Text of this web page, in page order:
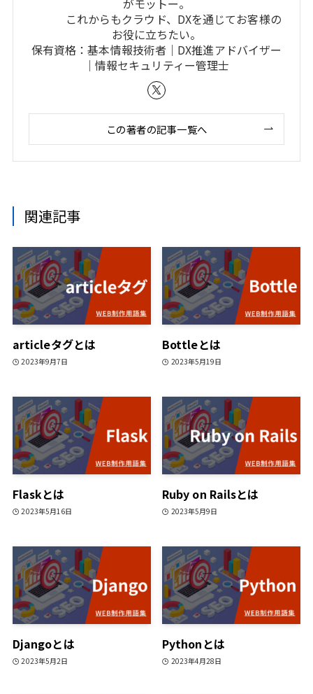
がモットー。
これからもクラウド、DXを通じてお客様の
お役に立ちたい。
保有資格：基本情報技術者｜DX推進アドバイザー
｜情報セキュリティー管理士
この著者の記事一覧へ
関連記事
articleタグとは
2023年9月7日
Bottleとは
2023年5月19日
Flaskとは
2023年5月16日
Ruby on Railsとは
2023年5月9日
Djangoとは
2023年5月2日
Pythonとは
2023年4月28日